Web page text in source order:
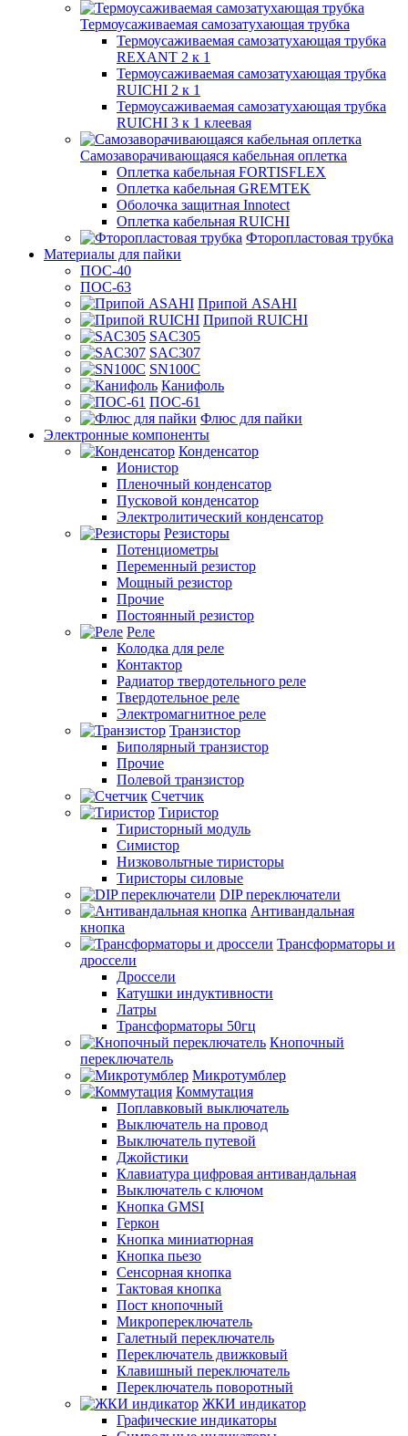
Термоусаживаемая самозатухающая трубка
Термоусаживаемая самозатухающая трубка
REXANT 2 к 1
Термоусаживаемая самозатухающая трубка
RUICHI 2 к 1
Термоусаживаемая самозатухающая трубка
RUICHI 3 к 1 клеевая
Самозаворачивающаяся кабельная оплетка
Оплетка кабельная FORTISFLEX
Оплетка кабельная GREMTEK
Оболочка защитная Innotect
Оплетка кабельная RUICHI
Фторопластовая трубка
Материалы для пайки
ПОС-40
ПОС-63
Припой ASAHI
Припой RUICHI
SAC305
SAC307
SN100C
Канифоль
ПОС-61
Флюс для пайки
Электронные компоненты
Конденсатор
Ионистор
Пленочный конденсатор
Пусковой конденсатор
Электролитический конденсатор
Резисторы
Потенциометры
Переменный резистор
Мощный резистор
Прочие
Постоянный резистор
Реле
Колодка для реле
Контактор
Радиатор твердотельного реле
Твердотельное реле
Электромагнитное реле
Транзистор
Биполярный транзистор
Прочие
Полевой транзистор
Счетчик
Тиристор
Тиристорный модуль
Симистор
Низковольтные тиристоры
Тиристоры силовые
DIP переключатели
Антивандальная
кнопка
Трансформаторы и
дроссели
Дроссели
Катушки индуктивности
Латры
Трансформаторы 50гц
Кнопочный
переключатель
Микротумблер
Коммутация
Поплавковый выключатель
Выключатель на провод
Выключатель путевой
Джойстики
Клавиатура цифровая антивандальная
Выключатель с ключом
Кнопка GMSI
Геркон
Кнопка миниатюрная
Кнопка пьезо
Сенсорная кнопка
Тактовая кнопка
Пост кнопочный
Микропереключатель
Галетный переключатель
Переключатель движковый
Клавишный переключатель
Переключатель поворотный
ЖКИ индикатор
Графические индикаторы